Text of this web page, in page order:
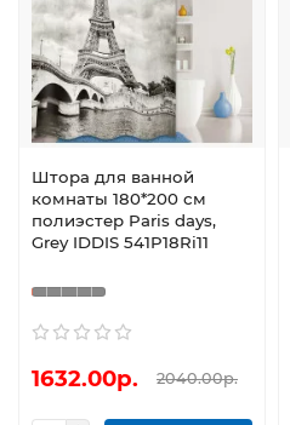
Штора для ванной
комнаты 180*200 см
полиэстер Paris days,
Grey IDDIS 541P18Ri11
1632.00р. 2040.00р.